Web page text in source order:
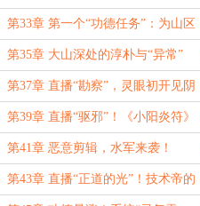
城大更新！
第33章 第一个“功德任务”：为山区
孩子送温暖
第35章 大山深处的淳朴与“异常”
第37章 直播“勘察”，灵眼初开见阴
煞
第39章 直播“驱邪”！《小阳炎符》
显神威！
第41章 恶意剪辑，水军来袭！
第43章 直播“正道的光”！技术帝的